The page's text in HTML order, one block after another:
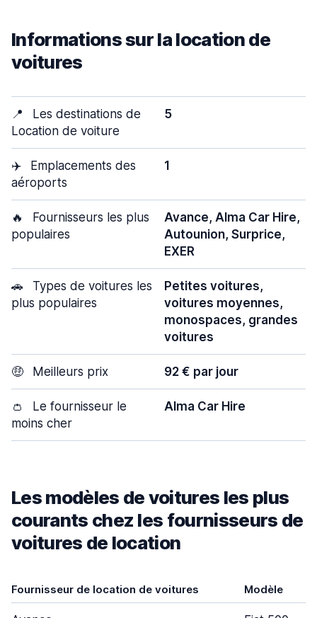
Informations sur la location de
voitures
📍
Les destinations de
Location de voiture
5
✈️
Emplacements des
aéroports
1
🔥
Fournisseurs les plus
populaires
Avance, Alma Car Hire,
Autounion, Surprice,
EXER
🚗
Types de voitures les
plus populaires
Petites voitures,
voitures moyennes,
monospaces, grandes
voitures
🤑 Meilleurs prix 92 € par jour
👛
Le fournisseur le
moins cher
Alma Car Hire
Les modèles de voitures les plus
courants chez les fournisseurs de
voitures de location
Fournisseur de location de voitures Modèle